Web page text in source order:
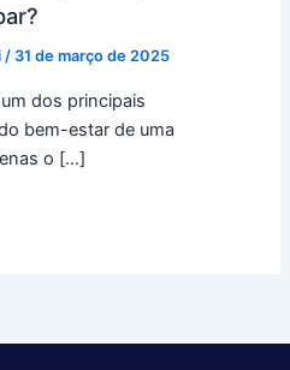
/31 de março de 2025
dos principais
bem-estar de uma
o […]